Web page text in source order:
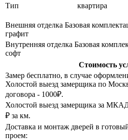
Тип
квартира
Внешняя отделка Базовая
графит
Внутренняя отделка Базовая
софт
Стоимость
Замер бесплатно, в случае
Холостой выезд замерщика по
договора - 1000₽.
Холостой выезд замерщика за
₽ за км.
Доставка и монтаж дверей в
проем: